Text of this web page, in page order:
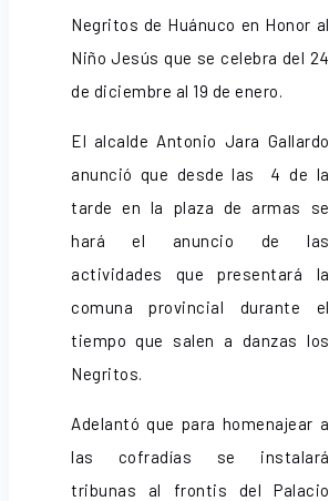
Negritos de Huánuco en Honor al
Niño Jesús que se celebra del 24
de diciembre al 19 de enero.
El alcalde Antonio Jara Gallardo
anunció que desde las 4 de la
tarde en la plaza de armas se
hará el anuncio de las
actividades que presentará la
comuna provincial durante el
tiempo que salen a danzas los
Negritos.
Adelantó que para homenajear a
las cofradías se instalará
tribunas al frontis del Palacio